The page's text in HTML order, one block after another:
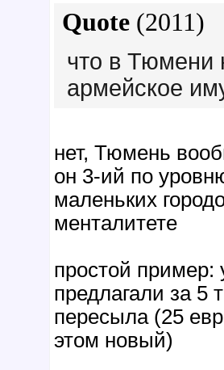
Quote (2011)
что в Тюмени
армейское
нет, Тюмень
он 3-ий по
маленьких
менталитете
простой
предлагали за 5
пересыла (25
этом новый)